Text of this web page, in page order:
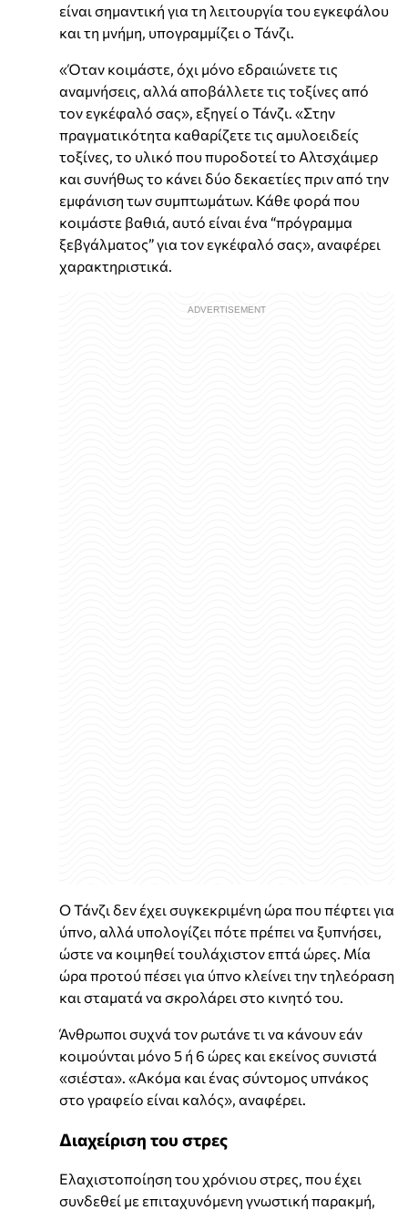
είναι σημαντική για τη λειτουργία του εγκεφάλου
και τη μνήμη, υπογραμμίζει ο Τάνζι.
«Όταν κοιμάστε, όχι μόνο εδραιώνετε τις
αναμνήσεις, αλλά αποβάλλετε τις τοξίνες από
τον εγκέφαλό σας», εξηγεί ο Τάνζι. «Στην
πραγματικότητα καθαρίζετε τις αμυλοειδείς
τοξίνες, το υλικό που πυροδοτεί το Αλτσχάιμερ
και συνήθως το κάνει δύο δεκαετίες πριν από την
εμφάνιση των συμπτωμάτων. Κάθε φορά που
κοιμάστε βαθιά, αυτό είναι ένα “πρόγραμμα
ξεβγάλματος” για τον εγκέφαλό σας», αναφέρει
χαρακτηριστικά.
Ο Τάνζι δεν έχει συγκεκριμένη ώρα που πέφτει για
ύπνο, αλλά υπολογίζει πότε πρέπει να ξυπνήσει,
ώστε να κοιμηθεί τουλάχιστον επτά ώρες. Μία
ώρα προτού πέσει για ύπνο κλείνει την τηλεόραση
και σταματά να σκρολάρει στο κινητό του.
Άνθρωποι συχνά τον ρωτάνε τι να κάνουν εάν
κοιμούνται μόνο 5 ή 6 ώρες και εκείνος συνιστά
«σιέστα». «Ακόμα και ένας σύντομος υπνάκος
στο γραφείο είναι καλός», αναφέρει.
Διαχείριση του στρες
Ελαχιστοποίηση του χρόνιου στρες, που έχει
συνδεθεί με επιταχυνόμενη γνωστική παρακμή,